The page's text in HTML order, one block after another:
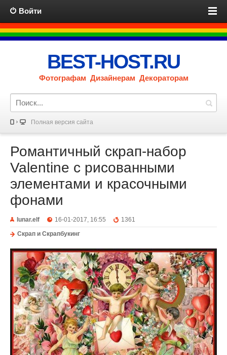
Войти
BEST-HOST.RU
Фотографам Дизайнерам Декораторам
Полная версия сайта
Романтичный скрап-набор
Valentine с рисованными
элементами и красочными
фонами
lunar.elf 16-01-2017, 16:55
1361
Скрап и Скрапбукинг